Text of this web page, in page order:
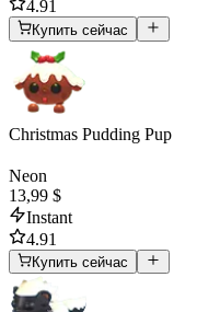
4.91
Купить сейчас
Christmas Pudding Pup
Neon
13,99 $
Instant
4.91
Купить сейчас